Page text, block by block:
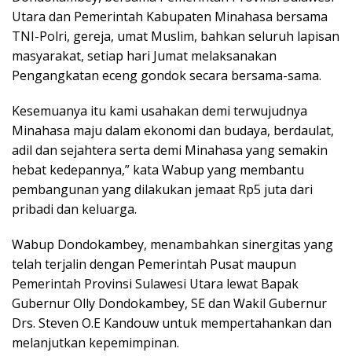
Utara dan Pemerintah Kabupaten Minahasa bersama
TNI-Polri, gereja, umat Muslim, bahkan seluruh lapisan
masyarakat, setiap hari Jumat melaksanakan
Pengangkatan eceng gondok secara bersama-sama.
Kesemuanya itu kami usahakan demi terwujudnya
Minahasa maju dalam ekonomi dan budaya, berdaulat,
adil dan sejahtera serta demi Minahasa yang semakin
hebat kedepannya,” kata Wabup yang membantu
pembangunan yang dilakukan jemaat Rp5 juta dari
pribadi dan keluarga.
Wabup Dondokambey, menambahkan sinergitas yang
telah terjalin dengan Pemerintah Pusat maupun
Pemerintah Provinsi Sulawesi Utara lewat Bapak
Gubernur Olly Dondokambey, SE dan Wakil Gubernur
Drs. Steven O.E Kandouw untuk mempertahankan dan
melanjutkan kepemimpinan.